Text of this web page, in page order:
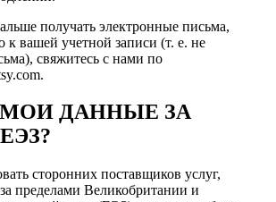
получать электронные письма,
к вашей учетной записи (т. е. не
свяжитесь с нами по
ДАННЫЕ ЗА
сторонних поставщиков услуг,
пределами Великобритании и